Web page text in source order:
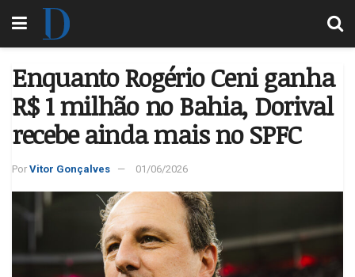
Enquanto Rogério Ceni ganha
R$ 1 milhão no Bahia, Dorival
recebe ainda mais no SPFC
Por Vitor Gonçalves 01/06/2026